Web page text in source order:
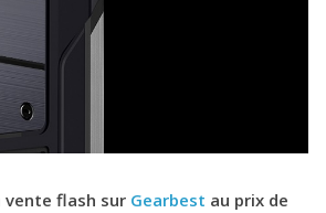
vente flash sur Gearbest au prix de